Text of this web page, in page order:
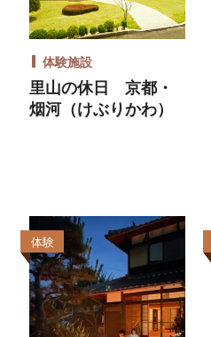
体験施設
里山の休日 京都・
烟河（けぶりかわ）
体験